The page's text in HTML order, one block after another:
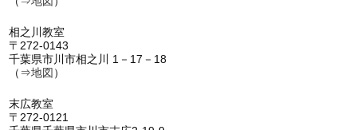
相之川教室
〒272-0143
千葉県市川市相之川 1－17－18
（⇒地図 ）
末広教室
〒272-0121